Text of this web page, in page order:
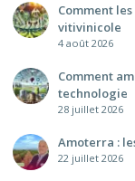
Comment
vitivinicole
4 août 2026
Comment
technologie
28 juillet 2026
Amoterra :
22 juillet 2026